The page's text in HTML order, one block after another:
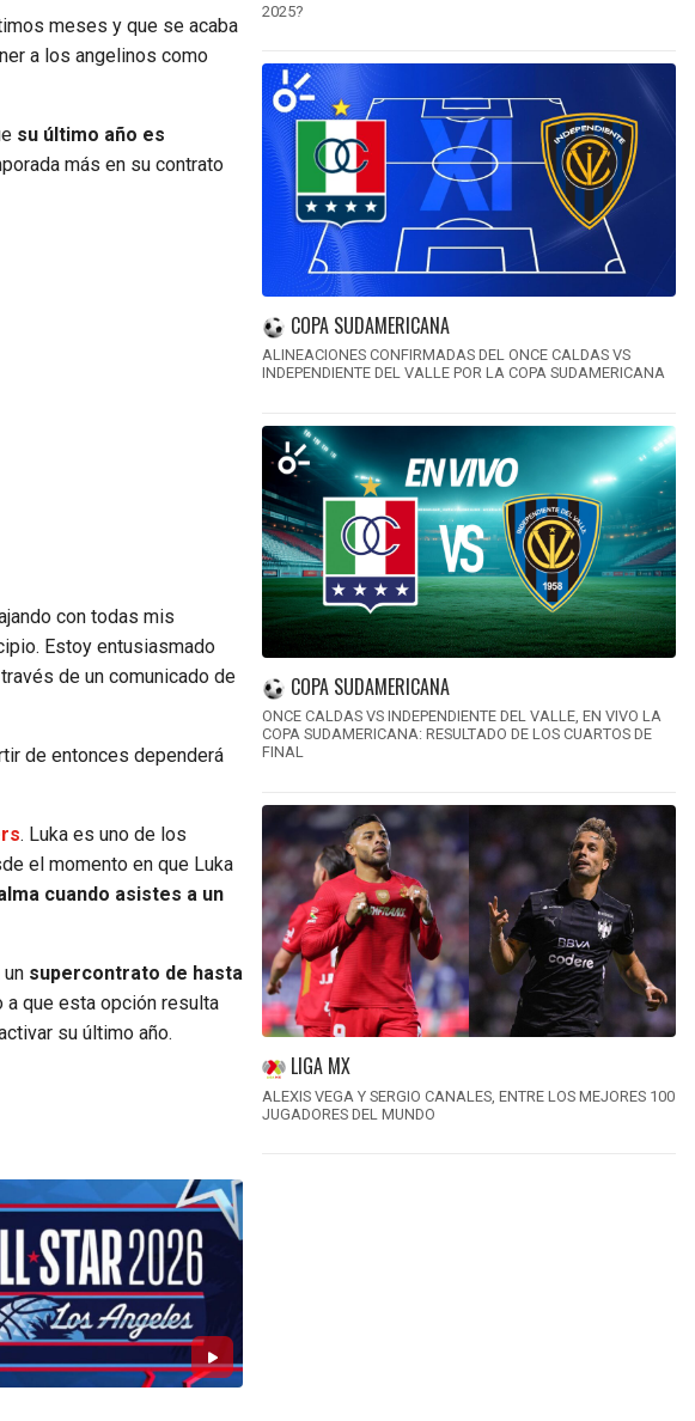
meses y que se acaba
a los angelinos como
su último año es
más en su contrato
con todas mis
Estoy entusiasmado
de un comunicado de
de entonces dependerá
. Luka es uno de los
el momento en que Luka
cuando asistes a un
supercontrato de hasta
a que esta opción resulta
su último año.
2025?
COPA SUDAMERICANA
ALINEACIONES CONFIRMADAS DEL ONCE CALDAS VS
INDEPENDIENTE DEL VALLE POR LA COPA SUDAMERICANA
COPA SUDAMERICANA
ONCE CALDAS VS INDEPENDIENTE DEL VALLE, EN VIVO LA
COPA SUDAMERICANA: RESULTADO DE LOS CUARTOS DE
FINAL
LIGA MX
ALEXIS VEGA Y SERGIO CANALES, ENTRE LOS MEJORES 100
JUGADORES DEL MUNDO